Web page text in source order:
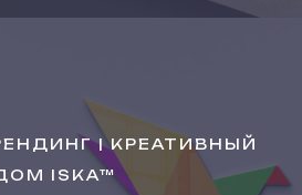
| КРЕАТИВНЫЙ
ISKA™